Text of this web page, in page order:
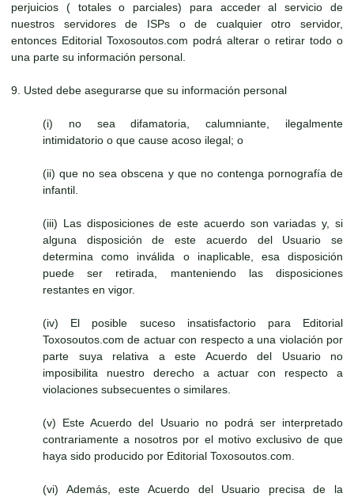
perjuicios ( totales o parciales) para acceder al servicio de
nuestros servidores de ISPs o de cualquier otro servidor,
entonces Editorial Toxosoutos.com podrá alterar o retirar todo o
una parte su información personal.
9. Usted debe asegurarse que su información personal
(i) no sea difamatoria, calumniante, ilegalmente
intimidatorio o que cause acoso ilegal; o
(ii) que no sea obscena y que no contenga pornografía de
infantil.
(iii) Las disposiciones de este acuerdo son variadas y, si
alguna disposición de este acuerdo del Usuario se
determina como inválida o inaplicable, esa disposición
puede ser retirada, manteniendo las disposiciones
restantes en vigor.
(iv) El posible suceso insatisfactorio para Editorial
Toxosoutos.com de actuar con respecto a una violación por
parte suya relativa a este Acuerdo del Usuario no
imposibilita nuestro derecho a actuar con respecto a
violaciones subsecuentes o similares.
(v) Este Acuerdo del Usuario no podrá ser interpretado
contrariamente a nosotros por el motivo exclusivo de que
haya sido producido por Editorial Toxosoutos.com.
(vi) Además, este Acuerdo del Usuario precisa de la